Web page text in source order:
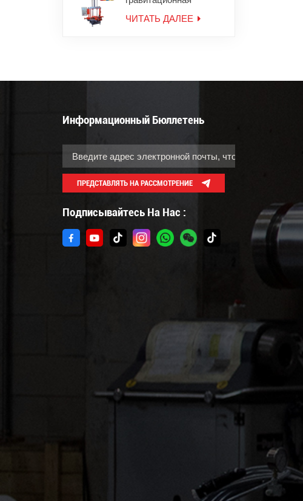
мотоциклетных колес
ЧИТАТЬ ДАЛЕЕ
Информационный Бюллетень
ПРЕДСТАВЛЯТЬ НА РАССМОТРЕНИЕ
Подписывайтесь На Нас :